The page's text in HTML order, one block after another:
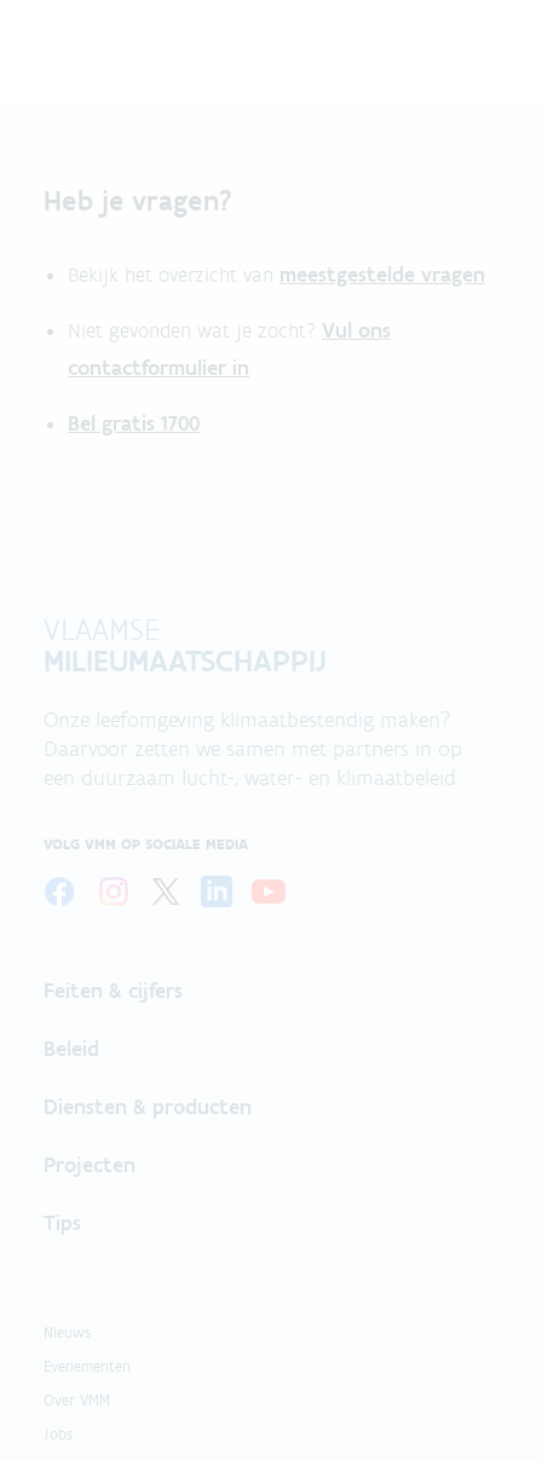
Heb je vragen?
Bekijk het overzicht van meestgestelde vragen.
Niet gevonden wat je zocht? Vul ons
contactformulier in.
Bel gratis 1700
VLAAMSE
MILIEUMAATSCHAPPIJ
Onze leefomgeving klimaatbestendig maken?
Daarvoor zetten we samen met partners in op
een duurzaam lucht-, water- en klimaatbeleid.
VOLG VMM OP SOCIALE MEDIA
Feiten & cijfers
Beleid
Diensten & producten
Projecten
Tips
Nieuws
Evenementen
Over VMM
Jobs